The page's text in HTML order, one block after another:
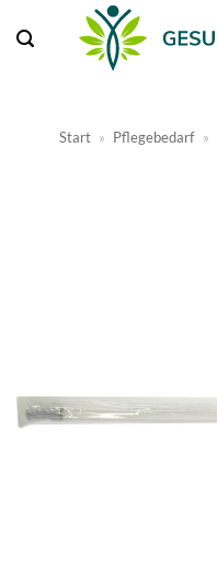
Inhalt
Start » Pflegebedarf »